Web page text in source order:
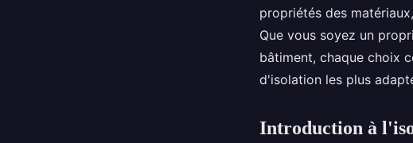
propriétés des
Que vous soyez un
bâtiment, chaque choix
d'isolation les plus
Introduction à